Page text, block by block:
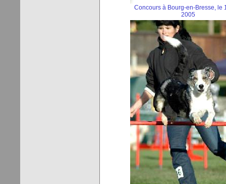
Concours à Bourg-en-Bresse, le
2005